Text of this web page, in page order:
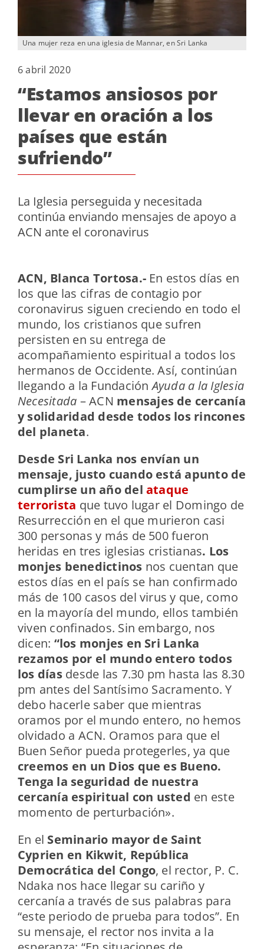
Una mujer reza en una iglesia de Mannar, en Sri Lanka
6 abril 2020
“Estamos ansiosos por
llevar en oración a los
países que están
sufriendo”
La Iglesia perseguida y necesitada
continúa enviando mensajes de apoyo a
ACN ante el coronavirus
ACN, Blanca Tortosa.- En estos días en
los que las cifras de contagio por
coronavirus siguen creciendo en todo el
mundo, los cristianos que sufren
persisten en su entrega de
acompañamiento espiritual a todos los
hermanos de Occidente. Así, continúan
llegando a la FundaciónAyuda a la Iglesia
Necesitada – ACN mensajes de cercanía
y solidaridad desde todos los rincones
del planeta.
Desde Sri Lanka nos envían un
mensaje, justo cuando está apunto de
cumplirse un año delataque
terrorista que tuvo lugar el Domingo de
Resurrección en el que murieron casi
300 personas y más de 500 fueron
heridas en tres iglesias cristianas. Los
monjes benedictinos nos cuentan que
estos días en el país se han confirmado
más de 100 casos del virus y que, como
en la mayoría del mundo, ellos también
viven confinados. Sin embargo, nos
dicen: “los monjes en Sri Lanka
rezamos por el mundo entero todos
los díasdesde las 7.30 pm hasta las 8.30
pm antes del Santísimo Sacramento. Y
debo hacerle saber que mientras
oramos por el mundo entero, no hemos
olvidado a ACN. Oramos para que el
Buen Señor pueda protegerles, ya que
creemos en un Dios que es Bueno.
Tenga la seguridad de nuestra
cercanía espiritual con usted en este
momento de perturbación».
En el Seminario mayor de Saint
Cyprien en Kikwit, República
Democrática del Congo, el rector, P. C.
Ndaka nos hace llegar su cariño y
cercanía a través de sus palabras para
“este periodo de prueba para todos”. En
su mensaje, el rector nos invita a la